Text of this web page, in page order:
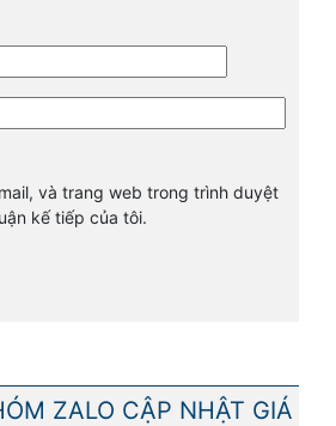
và trang web trong trình duyệt
kế tiếp của tôi.
ZALO CẬP NHẬT GIÁ